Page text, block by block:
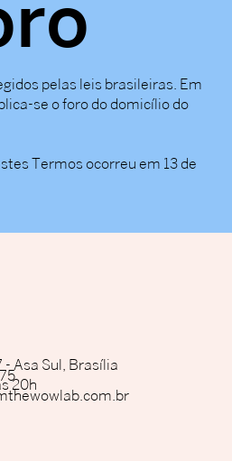
pelas leis brasileiras. Em
se o foro do domicílio do
Termos ocorreu em 13 de
- Asa Sul, Brasília
20h